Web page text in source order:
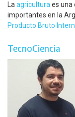
La agricultura es una
importantes en la
Producto Bruto
TecnoCiencia